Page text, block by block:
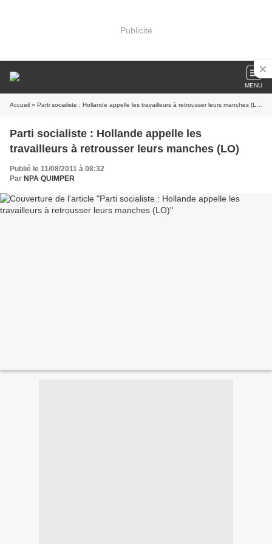
Publicité
MENU
Accueil » Parti socialiste : Hollande appelle les travailleurs à retrousser leurs manches (LO)
Parti socialiste : Hollande appelle les
travailleurs à retrousser leurs manches (LO)
Publié le 11/08/2011 à 08:32
Par NPA QUIMPER